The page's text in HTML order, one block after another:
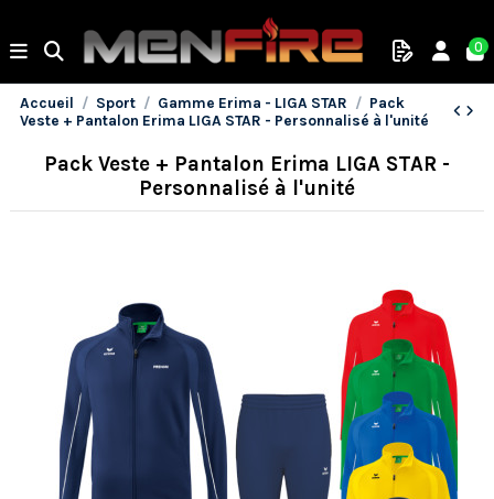
0
Accueil Sport Gamme Erima - LIGA STAR
Pack
Veste + Pantalon Erima LIGA STAR - Personnalisé à l'unité
Pack Veste + Pantalon Erima LIGA STAR -
Personnalisé à l'unité